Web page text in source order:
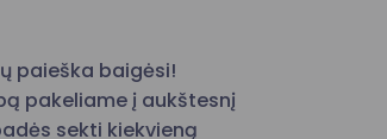
paieška baigėsi!
pakeliame į aukštesnį
sekti kiekvieną